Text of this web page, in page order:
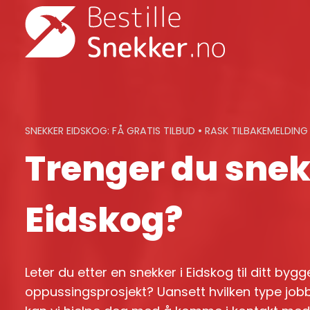
content
SNEKKER EIDSKOG: FÅ GRATIS TILBUD • RASK TILBAKEMELDING
Trenger du
Eidskog?
Leter du etter en snekker i Eidskog til ditt
oppussingsprosjekt? Uansett hvilken type